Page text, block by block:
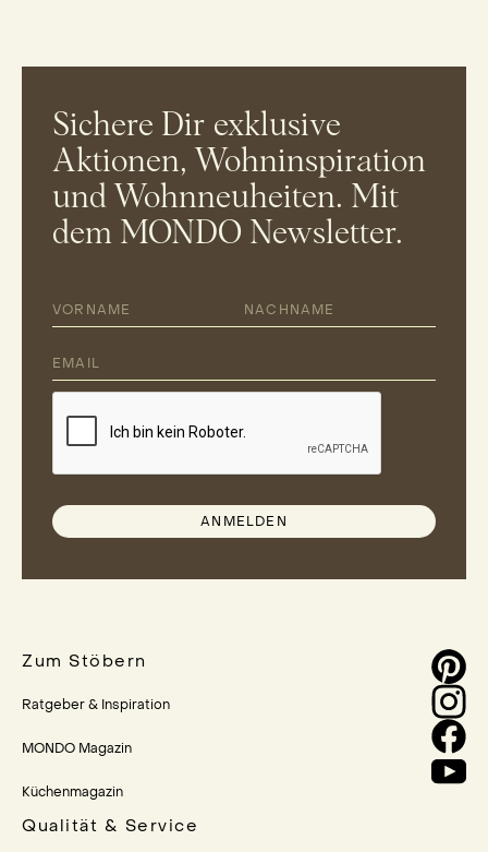
Sichere Dir exklusive
Aktionen, Wohninspiration
und Wohnneuheiten. Mit
dem MONDO Newsletter.
ANMELDEN
Zum Stöbern
Ratgeber & Inspiration
MONDO Magazin
Küchenmagazin
Qualität & Service